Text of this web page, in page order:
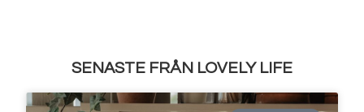
SENASTE FRÅN LOVELY LIFE